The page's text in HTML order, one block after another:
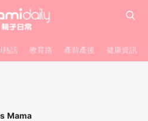
熱話 教育路 產前產後 健康資訊
Mama